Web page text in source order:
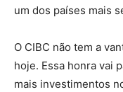
um dos países mais
O CIBC não tem a
hoje. Essa honra vai
mais investimentos